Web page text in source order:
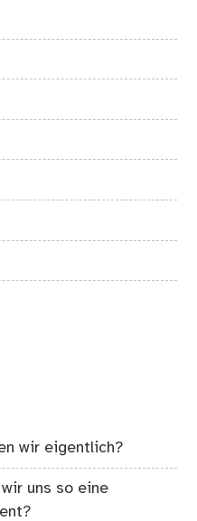
wir eigentlich?
uns so eine